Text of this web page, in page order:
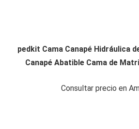
pedkit Cama Canapé Hidráulica
Canapé Abatible Cama de
Consultar precio en